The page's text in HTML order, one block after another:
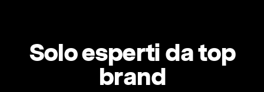
Solo esperti da top
brand